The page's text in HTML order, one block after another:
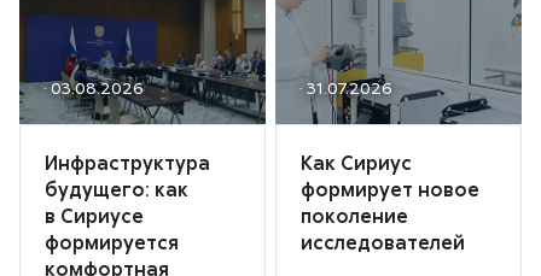
· 03.08.2026
Инфраструктура
будущего: как
в Сириусе
формируется
комфортная
· 31.07.2026
Как Сириус
формирует новое
поколение
исследователей